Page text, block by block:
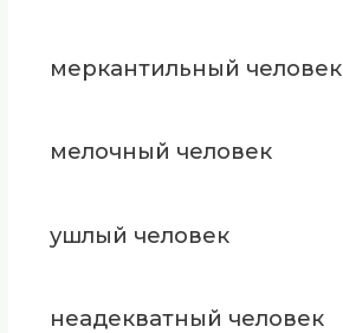
меркантильный человек
мелочный человек
ушлый человек
неадекватный человек